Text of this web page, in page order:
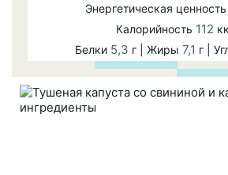
Энергетическая
Калорийность 112
Белки 5,3 г | Жиры 7,1 г |